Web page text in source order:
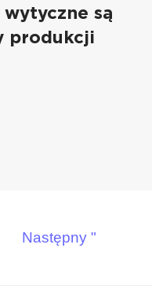
są
produkcji
Następny "